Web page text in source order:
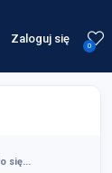
0
Zaloguj się
się...